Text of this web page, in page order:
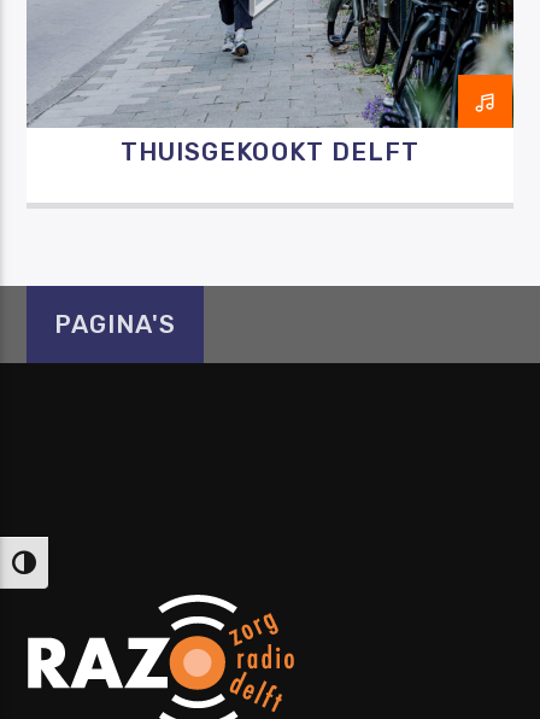
Keuze voor hoog contrast
Luister RAZO online
THUISGEKOOKT DELFT
PAGINA'S